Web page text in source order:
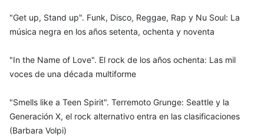
"Get up, Stand up". Funk, Disco, Reggae, Rap y Nu Soul: La
música negra en los años setenta, ochenta y noventa
"In the Name of Love". El rock de los años ochenta: Las mil
voces de una década multiforme
"Smells like a Teen Spirit". Terremoto Grunge: Seattle y la
Generación X, el rock alternativo entra en las clasificaciones
(Barbara Volpi)